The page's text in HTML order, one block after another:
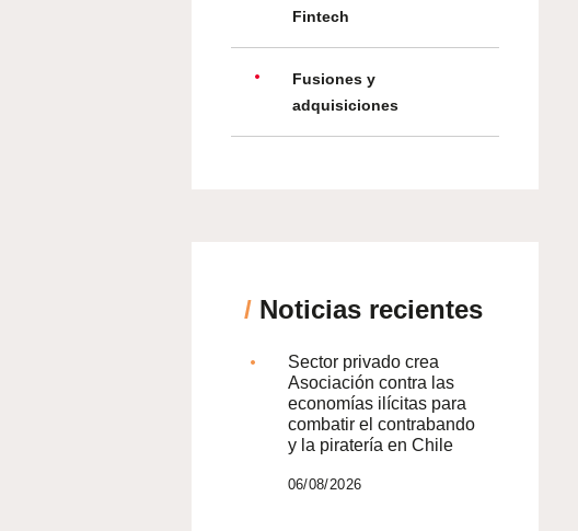
Fintech
Fusiones y
adquisiciones
/Noticias recientes
Sector privado crea
Asociación contra las
economías ilícitas para
combatir el contrabando
y la piratería en Chile
06/08/2026